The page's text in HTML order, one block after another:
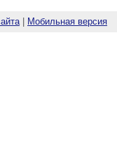
| Мобильная версия